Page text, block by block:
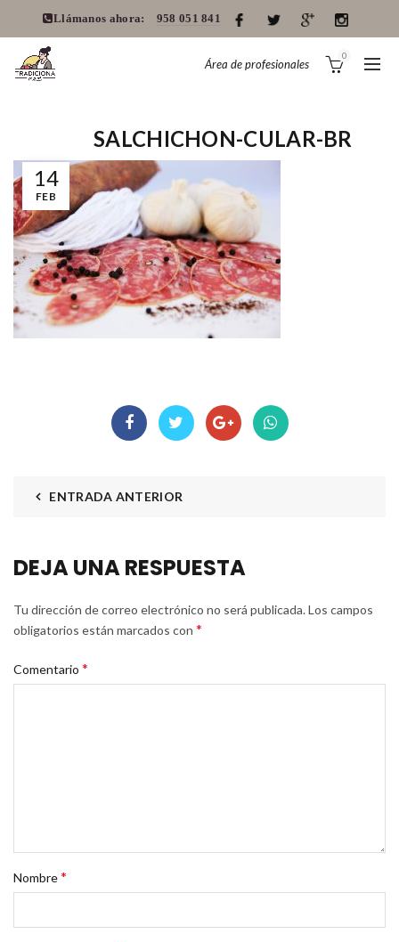
Llámanos ahora: 958 051 841
Área de profesionales
0
14
FEB
SALCHICHON-CULAR-BR
ENTRADA ANTERIOR
DEJA UNA RESPUESTA
Tu dirección de correo electrónico no será publicada.Los campos
obligatorios están marcados con *
Comentario *
Nombre*